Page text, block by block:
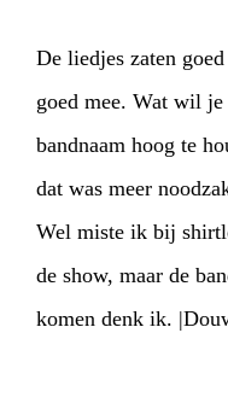
De liedjes zaten
goed mee. Wat wil
bandnaam hoog te
dat was meer
Wel miste ik bij
de show, maar de
komen denk ik.